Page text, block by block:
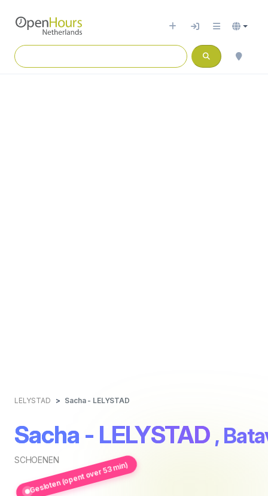
LELYSTAD Sacha - LELYSTAD
Sacha - LELYSTAD ,
SCHOENEN
Gesloten (opent over 53 min)